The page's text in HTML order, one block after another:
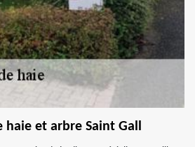
haie et arbre Saint Gall